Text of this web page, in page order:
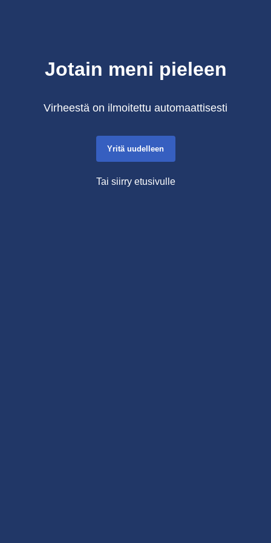
Jotain meni pieleen
Virheestä on ilmoitettu automaattisesti
Yritä uudelleen
Tai siirry etusivulle